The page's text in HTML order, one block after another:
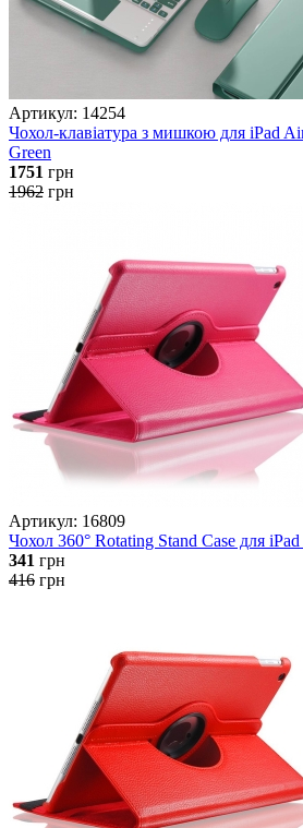
Артикул: 14254
Чохол-клавіатура з мишкою для iPad
Green
1751 грн
1962 грн
Артикул: 16809
Чохол 360° Rotating Stand Case для
341 грн
416 грн